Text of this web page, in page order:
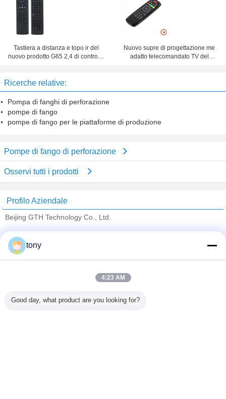
progettazione
Tastiera a distanza e topo ir del
nuovo prodotto G65 2,4 di controllo
Nuovo supre di progettazione me
adatto telecomandato TV del
Ricerche relative:
Pompa di fanghi di perforazione
pompe di fango
pompe di fango per le piattaforme di produzione
Pompe di fango di perforazione
Osservi tutti i prodotti
Profilo Aziendale
Beijing GTH Technology Co., Ltd.
Trust Seal
Tutti i prodotti
tony
4:23 AM
Good day, what product are you looking for?